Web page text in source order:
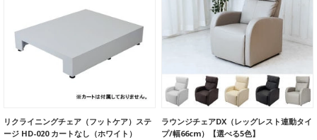
リクライニングチェア（フットケア）ステ
ージ HD-020 カートなし（ホワイト）
ラウンジチェアDX（レッグレスト連動タイ
プ/幅66cm）【選べる5色】